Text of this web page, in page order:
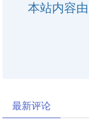
本站内容
最新评论